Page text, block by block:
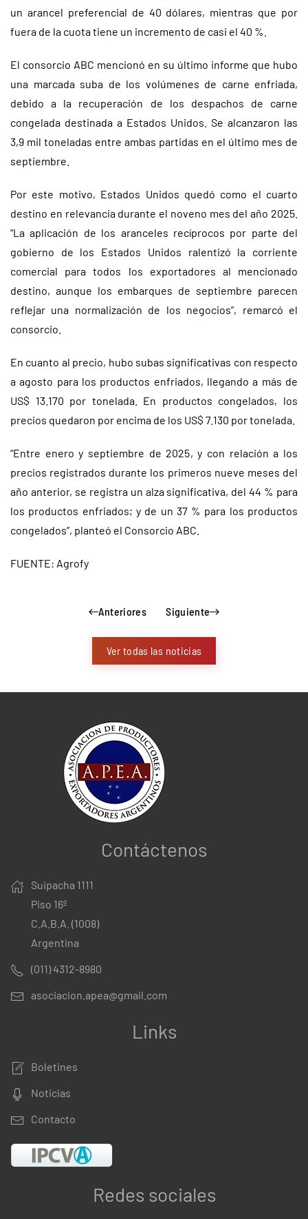
un arancel preferencial de 40 dólares, mientras que por
fuera de la cuota tiene un incremento de casi el 40 %.
El consorcio ABC mencionó en su último informe que hubo
una marcada suba de los volúmenes de carne enfriada,
debido a la recuperación de los despachos de carne
congelada destinada a Estados Unidos. Se alcanzaron las
3,9 mil toneladas entre ambas partidas en el último mes de
septiembre.
Por este motivo, Estados Unidos quedó como el cuarto
destino en relevancia durante el noveno mes del año 2025.
“La aplicación de los aranceles recíprocos por parte del
gobierno de los Estados Unidos ralentizó la corriente
comercial para todos los exportadores al mencionado
destino, aunque los embarques de septiembre parecen
reflejar una normalización de los negocios”, remarcó el
consorcio.
En cuanto al precio, hubo subas significativas con respecto
a agosto para los productos enfriados, llegando a más de
US$ 13.170 por tonelada. En productos congelados, los
precios quedaron por encima de los US$ 7.130 por tonelada.
“Entre enero y septiembre de 2025, y con relación a los
precios registrados durante los primeros nueve meses del
año anterior, se registra un alza significativa, del 44 % para
los productos enfriados; y de un 37 % para los productos
congelados”, planteó el Consorcio ABC.
FUENTE: Agrofy
Anteriores Siguiente
Ver todas las noticias
Contáctenos
Suipacha 1111
Piso 16º
C.A.B.A. (1008)
Argentina
(011) 4312-8980
asociacion.apea@gmail.com
Links
Boletines
Noticias
Contacto
Redes sociales